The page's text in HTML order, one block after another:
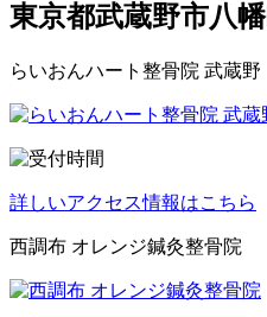
東京都武蔵野市八
らいおんハート整骨院 武蔵野
詳しいアクセス情報はこちら
西調布 オレンジ鍼灸整骨院